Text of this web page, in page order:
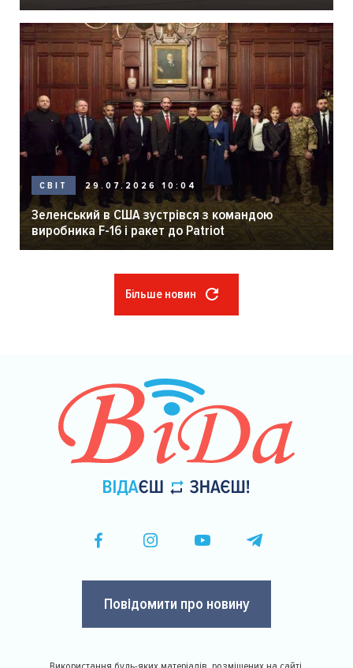
СВІТ 29.07.2026 10:04
Зеленський в США зустрівся з командою
виробника F-16 і ракет до Patriot
Більше новин
Повідомити про новину